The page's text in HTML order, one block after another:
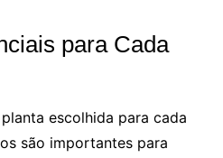
para Cada
escolhida para cada
são importantes para